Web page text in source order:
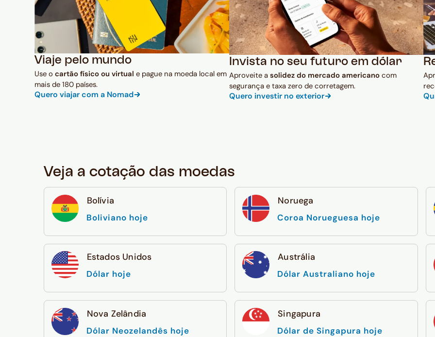
Viaje pelo mundo
Use o cartão físico ou virtual e pague na moeda local em
mais de 180 países.
Quero viajar com a Nomad
Invista no seu futuro em dólar
Aproveite a solidez do mercado americanocom
segurança e taxa zero de corretagem.
Quero investir no exterior
Veja a cotação das moedas
Bolívia
Boliviano hoje
Noruega
Coroa Norueguesa hoje
Estados Unidos
Dólar hoje
Austrália
Dólar Australiano hoje
Nova Zelândia
Dólar Neozelandês hoje
Singapura
Dólar de Singapura hoje